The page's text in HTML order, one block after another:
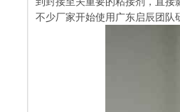
不少厂家开始使用广东启辰团队